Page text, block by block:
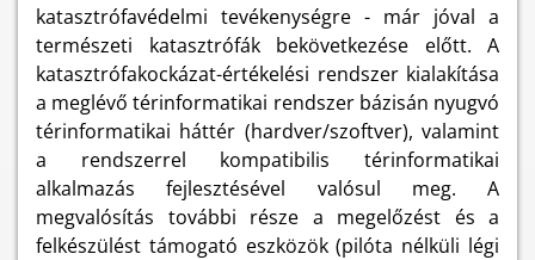
katasztrófavédelmi tevékenységre - már jóval a
természeti katasztrófák bekövetkezése előtt. A
katasztrófakockázat-értékelési rendszer kialakítása
a meglévő térinformatikai rendszer bázisán nyugvó
térinformatikai háttér (hardver/szoftver), valamint
a rendszerrel kompatibilis térinformatikai
alkalmazás fejlesztésével valósul meg. A
megvalósítás további része a megelőzést és a
felkészülést támogató eszközök (pilóta nélküli légi